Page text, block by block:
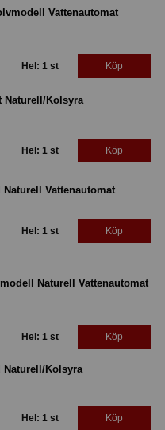
Vattenautomat
Hel: 1 st Köp
Naturell/Kolsyra
Hel: 1 st Köp
Vattenautomat
Hel: 1 st Köp
Naturell Vattenautomat
Hel: 1 st Köp
Naturell/Kolsyra
Hel: 1 st Köp